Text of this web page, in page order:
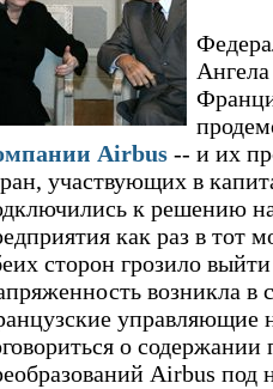
Airbus -- и их
участвующих в
к решению
как раз в тот
сторон грозило
возникла в
управляющие
о
Airbus под